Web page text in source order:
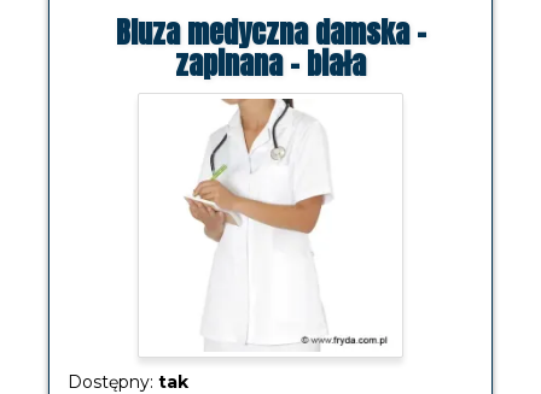
Bluza medyczna damska -
zapinana - biała
Dostępny: tak